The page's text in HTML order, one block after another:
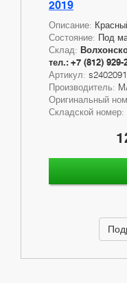
2019
Описание:
Состояние: Под
Склад:
тел.: +7 (812) 929-
Артикул:
Производитель:
Оригинальный
Складской номер: